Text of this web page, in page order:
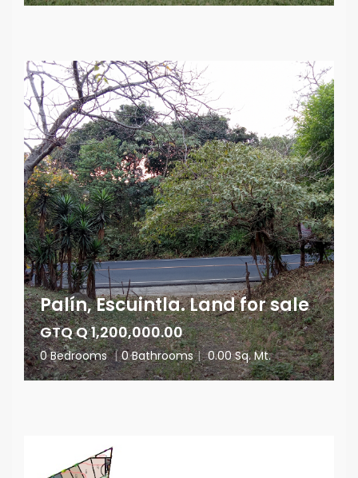
Palín, Escuintla. Land for sale
GTQ Q 1,200,000.00
0 Bedrooms | 0 Bathrooms | 0.00 Sq. Mt.